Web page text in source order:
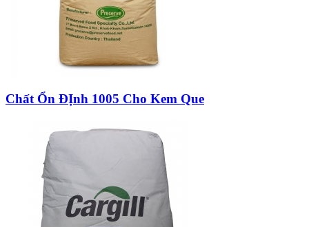
Chất Ổn ĐỊnh 1005 Cho Kem Que